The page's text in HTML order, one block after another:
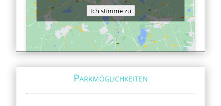
Ich stimme zu
Parkmöglichkeiten